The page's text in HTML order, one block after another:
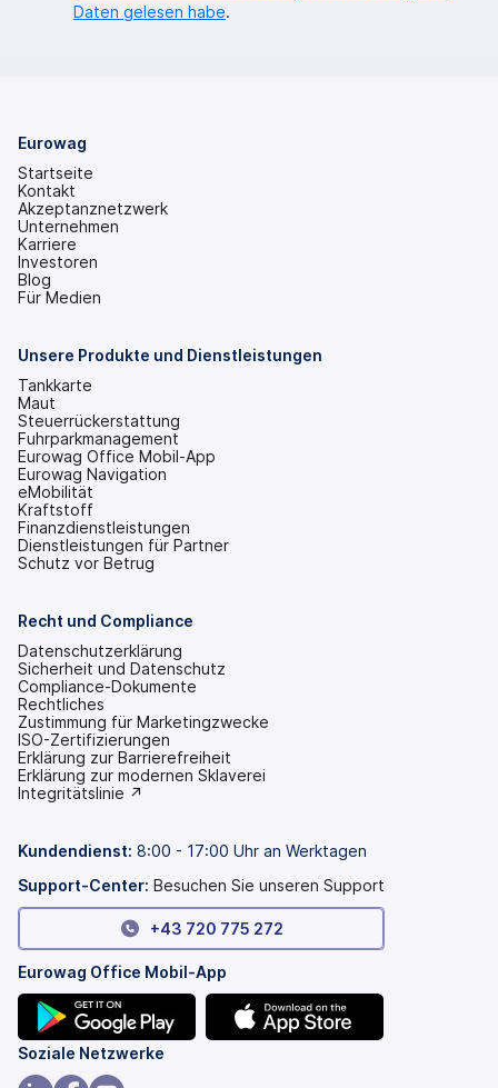
Daten gelesen habe.
Eurowag
Startseite
Kontakt
Akzeptanznetzwerk
Unternehmen
Karriere
Investoren
(wird
in
Tab
Blog
Für Medien
Unsere Produkte und Dienstleistungen
Tankkarte
Maut
Steuerrückerstattung
Fuhrparkmanagement
Eurowag Office Mobil-App
Eurowag Navigation
eMobilität
Kraftstoff
Finanzdienstleistungen
Dienstleistungen für Partner
Schutz vor Betrug
Recht und Compliance
Datenschutzerklärung
Sicherheit und Datenschutz
Compliance-Dokumente
Rechtliches
Zustimmung für Marketingzwecke
ISO-Zertifizierungen
Erklärung zur Barrierefreiheit
(wird
in
Tab
Erklärung zur modernen Sklaverei
(wird
neuen
geöffnet)
Integritätslinie ↗
Kundendienst: 8:00 - 17:00 Uhr an Werktagen
Support-Center: Besuchen Sie unseren Support
+43 720 775 272
Eurowag Office Mobil-App
(wird
in
Soziale Netzwerke